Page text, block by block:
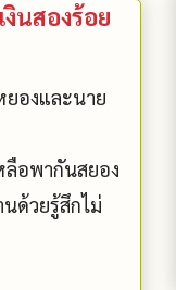
นสองร้อย
ยองและนาย
อพากันสยอง
ด้วยรู้สึกไม่